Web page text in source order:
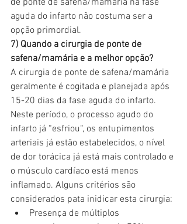
de ponte de safena/mamária na fase
aguda do infarto não costuma ser a
opção primordial.
7) Quando a cirurgia de ponte de
safena/mamária e a melhor opção?
A cirurgia de ponte de safena/mamária
geralmente é cogitada e planejada após
15-20 dias da fase aguda do infarto.
Neste período, o processo agudo do
infarto já “esfriou“, os entupimentos
arteriais já estão estabelecidos, o nível
de dor torácica já está mais controlado e
o músculo cardíaco está menos
inflamado. Alguns critérios são
considerados pata inidicar esta cirurgia:
Presença de múltiplos